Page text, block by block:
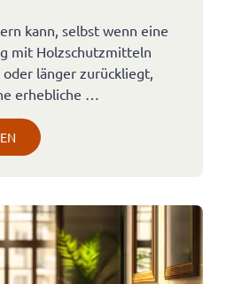
kann, selbst wenn eine
mit Holzschutzmitteln
oder länger zurückliegt,
erhebliche …